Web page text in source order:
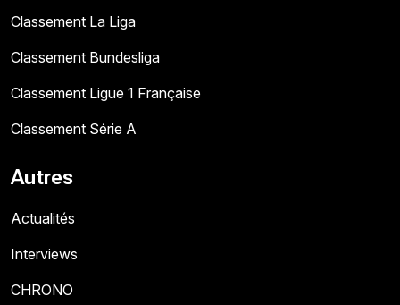
Classement La Liga
Classement Bundesliga
Classement Ligue 1 Française
Classement Série A
Autres
Actualités
Interviews
CHRONO